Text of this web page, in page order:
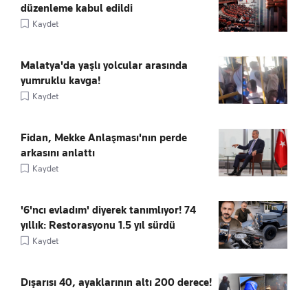
düzenleme kabul edildi
Kaydet
Malatya'da yaşlı yolcular arasında
yumruklu kavga!
Kaydet
Fidan, Mekke Anlaşması'nın perde
arkasını anlattı
Kaydet
'6'ncı evladım' diyerek tanımlıyor! 74
yıllık: Restorasyonu 1.5 yıl sürdü
Kaydet
Dışarısı 40, ayaklarının altı 200 derece!